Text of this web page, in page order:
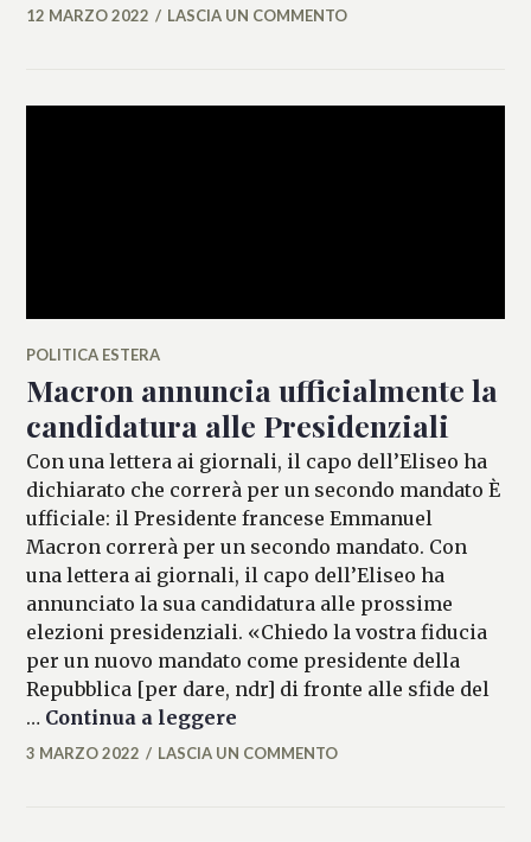
MARIANNA
12 MARZO 2022 LASCIA UN COMMENTO
POLITICA ESTERA
Macron annuncia ufficialmente la
candidatura alle Presidenziali
Con una lettera ai giornali, il capo dell’Eliseo ha
dichiarato che correrà per un secondo mandato È
ufficiale: il Presidente francese Emmanuel
Macron correrà per un secondo mandato. Con
una lettera ai giornali, il capo dell’Eliseo ha
annunciato la sua candidatura alle prossime
elezioni presidenziali. «Chiedo la vostra fiducia
per un nuovo mandato come presidente della
Repubblica [per dare, ndr] di fronte alle sfide del
… Continua a leggere
FRANCESCA
3 MARZO 2022 LASCIA UN COMMENTO